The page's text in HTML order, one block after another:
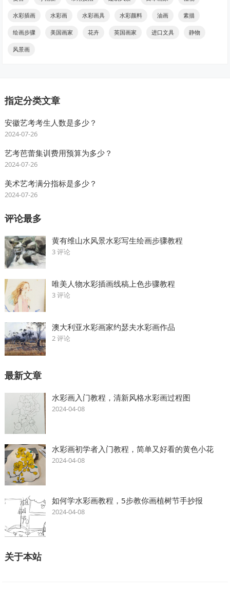
水彩插画 水彩画 水彩画具 水彩颜料 油画 素描
绘画步骤 美国画家 花卉 英国画家 进口文具 静物
风景画
指定分类文章
安徽艺考考生人数是多少？
2024-07-26
艺考芭蕾集训费用预算为多少？
2024-07-26
美术艺考满分指标是多少？
2024-07-26
评论最多
黄有维山水风景水彩写生绘画步骤教程
3 评论
唯美人物水彩插画线稿上色步骤教程
3 评论
澳大利亚水彩画家约瑟夫水彩画作品
2 评论
最新文章
水彩画入门教程，清新风格水彩画过程图
2024-04-08
水彩画初学者入门教程，简单又好看的黄色小花
2024-04-08
如何学水彩画教程，5步教你画植树节手抄报
2024-04-08
关于本站